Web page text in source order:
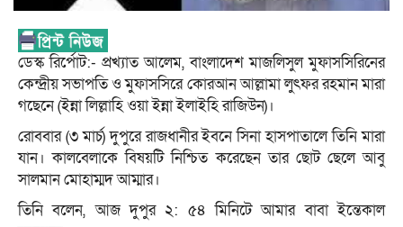
ডেস্ক রির্পোট:- প্রখ্যাত আলেম, বাংলাদেশ মাজলিসুল মুফাসসিরিনের
কেন্দ্রীয় সভাপতি ও মুফাসসিরে কোরআন আল্লামা লুৎফর রহমান মারা
গছেনে (ইন্না লিল্লাহি ওয়া ইন্না ইলাইহি রাজিউন)।
রোববার (৩ মার্চ) দুপুরে রাজধানীর ইবনে সিনা হাসপাতালে তিনি মারা
যান। কালবেলাকে বিষয়টি নিশ্চিত করেছেন তার ছোট ছেলে আবু
সালমান মোহাম্মদ আম্মার।
তিনি বলেন, আজ দুপুর ২: ৫৪ মিনিটে আমার বাবা ইন্তেকাল